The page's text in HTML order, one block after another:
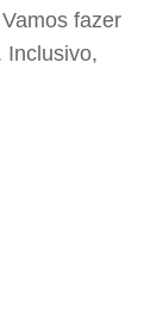
fazer
Inclusivo,